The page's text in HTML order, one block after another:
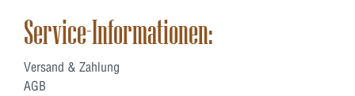
Service-Informationen:
Versand & Zahlung
AGB